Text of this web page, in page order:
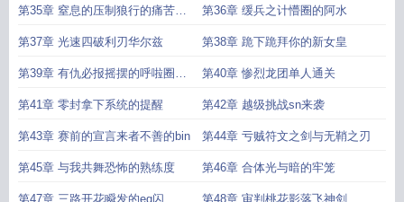
啊
第35章 窒息的压制狼行的痛苦面
具
第36章 缓兵之计懵圈的阿水
第37章 光速四破利刃华尔兹 第38章 跪下跪拜你的新女皇
第39章 有仇必报摇摆的呼啦圈女
王
第40章 惨烈龙团单人通关
第41章 零封拿下系统的提醒 第42章 越级挑战sn来袭
第43章 赛前的宣言来者不善的bin 第44章 亏贼符文之剑与无鞘之刃
第45章 与我共舞恐怖的熟练度 第46章 合体光与暗的牢笼
第47章 三路开花瞬发的eq闪 第48章 审判桃花影落飞神剑